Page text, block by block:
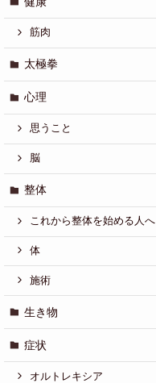
筋肉
太極拳
心理
思うこと
脳
整体
これから整体を始める人へ
体
施術
生き物
症状
オルトレキシア